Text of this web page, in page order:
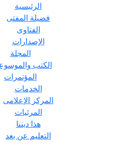
الرئيسية
فضيلة المفتى
الفتاوى
الإصدارات
المجلة
الكتب
المؤتمرات
الخدمات
المركز الإعلامى
المرئيات
هذا ديننا
التعليم عن بعد